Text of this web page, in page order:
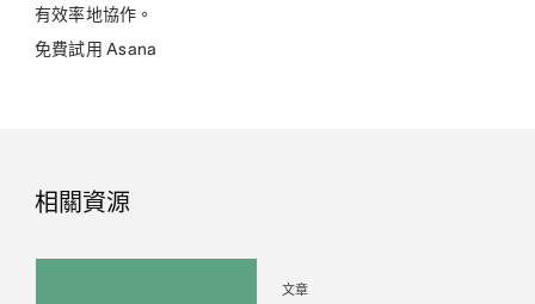
有效率地協作。
免費試用 Asana
相關資源
文章